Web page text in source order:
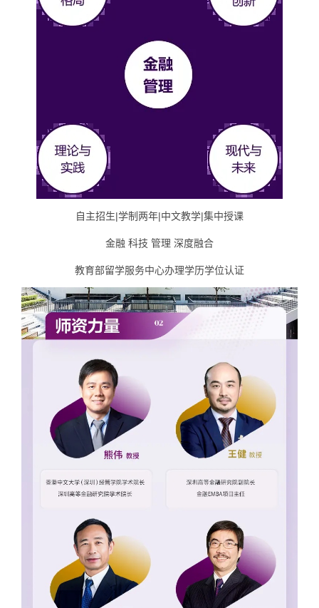
自主招生|学制两年|中文教学|集中授课
金融 科技 管理 深度融合
教育部留学服务中心办理学历学位认证